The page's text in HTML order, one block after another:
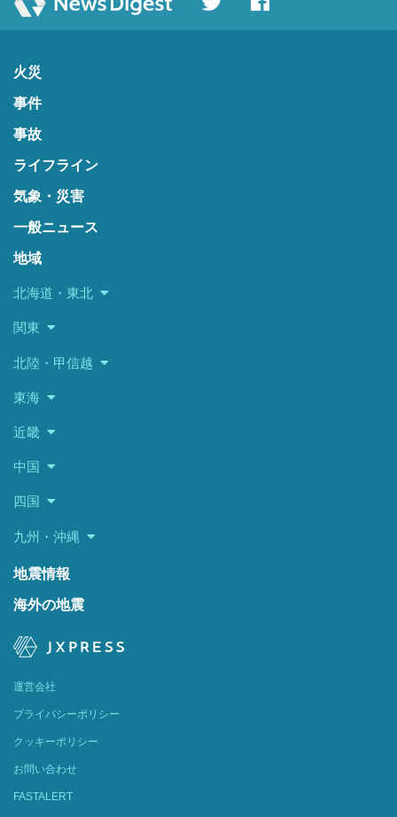
火災
事件
事故
ライフライン
気象・災害
一般ニュース
地域
北海道・東北
関東
北陸・甲信越
東海
近畿
中国
四国
九州・沖縄
地震情報
海外の地震
運営会社
プライバシーポリシー
クッキーポリシー
お問い合わせ
FASTALERT